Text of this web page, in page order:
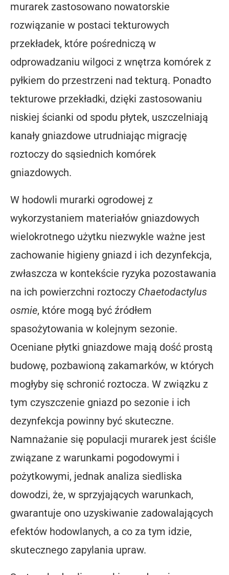
murarek zastosowano nowatorskie
rozwiązanie w postaci tekturowych
przekładek, które pośredniczą w
odprowadzaniu wilgoci z wnętrza komórek z
pyłkiem do przestrzeni nad tekturą. Ponadto
tekturowe przekładki, dzięki zastosowaniu
niskiej ścianki od spodu płytek, uszczelniają
kanały gniazdowe utrudniając migrację
roztoczy do sąsiednich komórek
gniazdowych.
W hodowli murarki ogrodowej z
wykorzystaniem materiałów gniazdowych
wielokrotnego użytku niezwykle ważne jest
zachowanie higieny gniazd i ich dezynfekcja,
zwłaszcza w kontekście ryzyka pozostawania
na ich powierzchni roztoczy Chaetodactylus
osmie, które mogą być źródłem
spasożytowania w kolejnym sezonie.
Oceniane płytki gniazdowe mają dość prostą
budowę, pozbawioną zakamarków, w których
mogłyby się schronić roztocza. W związku z
tym czyszczenie gniazd po sezonie i ich
dezynfekcja powinny być skuteczne.
Namnażanie się populacji murarek jest ściśle
związane z warunkami pogodowymi i
pożytkowymi, jednak analiza siedliska
dowodzi, że, w sprzyjających warunkach,
gwarantuje ono uzyskiwanie zadowalających
efektów hodowlanych, a co za tym idzie,
skutecznego zapylania upraw.